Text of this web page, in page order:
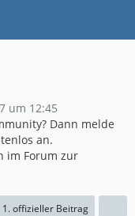
um 12:45
Dann melde
an.
im Forum zur
1. offizieller Beitrag